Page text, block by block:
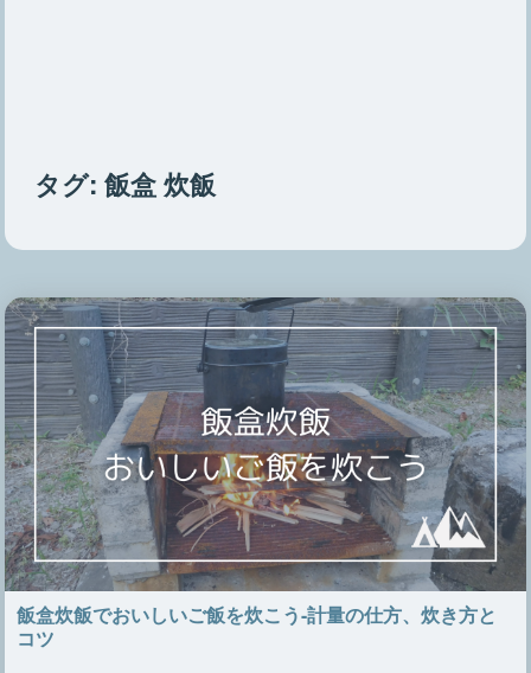
タグ: 飯盒 炊飯
飯盒炊飯でおいしいご飯を炊こう-計量の仕方、炊き方と
コツ